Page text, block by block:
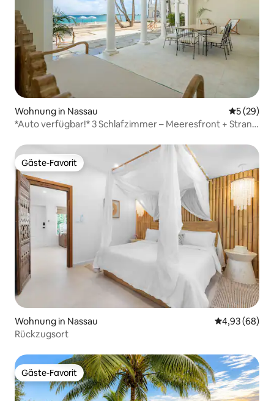
Wohnung in Nassau
5 (29)
*Auto verfügbar!* 3 Schlafzimmer – Meeresfront + Strand
Gäste-Favorit
Gäste-Favorit
Wohnung in Nassau
4,93 (68)
Rückzugsort
Gäste-Favorit
Gäste-Favorit